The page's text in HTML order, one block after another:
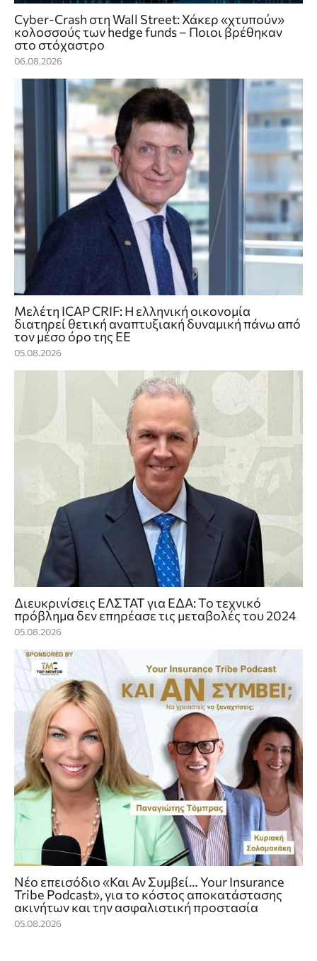
Cyber-Crash στη Wall Street: Χάκερ «χτυπούν»
κολοσσούς των hedge funds – Ποιοι βρέθηκαν
στο στόχαστρο
06.08.2026
Μελέτη ICAP CRIF: Η ελληνική οικονομία
διατηρεί θετική αναπτυξιακή δυναμική πάνω από
τον μέσο όρο της ΕΕ
05.08.2026
Διευκρινίσεις ΕΛΣΤΑΤ για ΕΔΑ: Το τεχνικό
πρόβλημα δεν επηρέασε τις μεταβολές του 2024
05.08.2026
Νέο επεισόδιο «Και Αν Συμβεί… Your Insurance
Tribe Podcast», για το κόστος αποκατάστασης
ακινήτων και την ασφαλιστική προστασία
05.08.2026